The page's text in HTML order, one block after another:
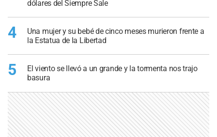
dólares del Siempre Sale
4
Una mujer y su bebé de cinco meses murieron frente a
la Estatua de la Libertad
5
El viento se llevó a un grande y la tormenta nos trajo
basura